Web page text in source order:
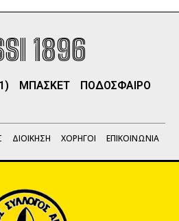
1896
ΜΠΑΣΚΕΤ
ΠΟΔΟΣΦΑΙΡΟ
ΔΙΟΙΚΗΣΗ ΧΟΡΗΓΟΙ ΕΠΙΚΟΙΝΩΝΙΑ